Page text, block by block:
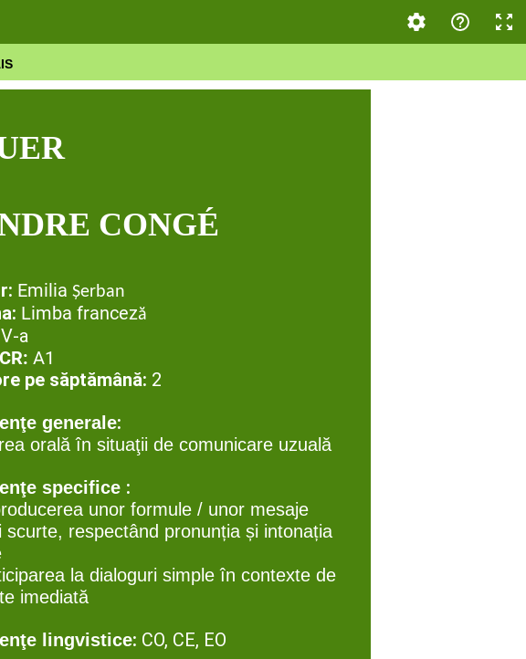
CONGÉ
EmiliaŞerban
Limba franceză
a
A1
pe săptămână: 2
generale:
orală în situaţii de comunicare uzuală
specifice :
unor formule / unor mesaje
scurte, respectând pronunția și intonația
la dialoguri simple în contexte de
imediată
lingvistice: CO, CE, EO